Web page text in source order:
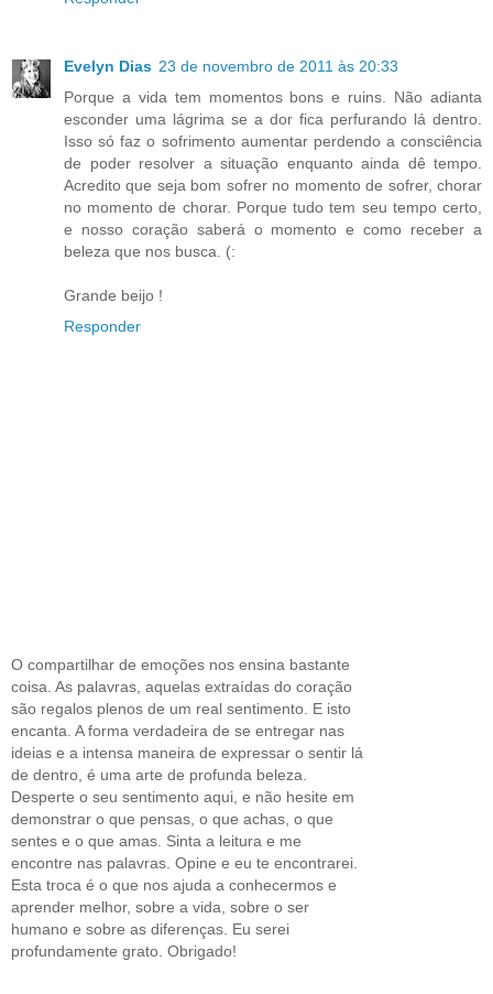
Evelyn Dias 23 de novembro de 2011 às 20:33
Porque a vida tem momentos bons e ruins. Não adianta
esconder uma lágrima se a dor fica perfurando lá dentro.
Isso só faz o sofrimento aumentar perdendo a consciência
de poder resolver a situação enquanto ainda dê tempo.
Acredito que seja bom sofrer no momento de sofrer, chorar
no momento de chorar. Porque tudo tem seu tempo certo,
e nosso coração saberá o momento e como receber a
beleza que nos busca. (:
Grande beijo !
Responder
O compartilhar de emoções nos ensina bastante
coisa. As palavras, aquelas extraídas do coração
são regalos plenos de um real sentimento. E isto
encanta. A forma verdadeira de se entregar nas
ideias e a intensa maneira de expressar o sentir lá
de dentro, é uma arte de profunda beleza.
Desperte o seu sentimento aqui, e não hesite em
demonstrar o que pensas, o que achas, o que
sentes e o que amas. Sinta a leitura e me
encontre nas palavras. Opine e eu te encontrarei.
Esta troca é o que nos ajuda a conhecermos e
aprender melhor, sobre a vida, sobre o ser
humano e sobre as diferenças. Eu serei
profundamente grato. Obrigado!